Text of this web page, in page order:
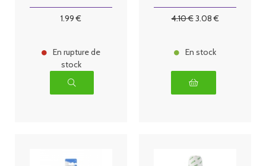
1.99 €
En rupture de
stock
4.10€3.08€
En stock